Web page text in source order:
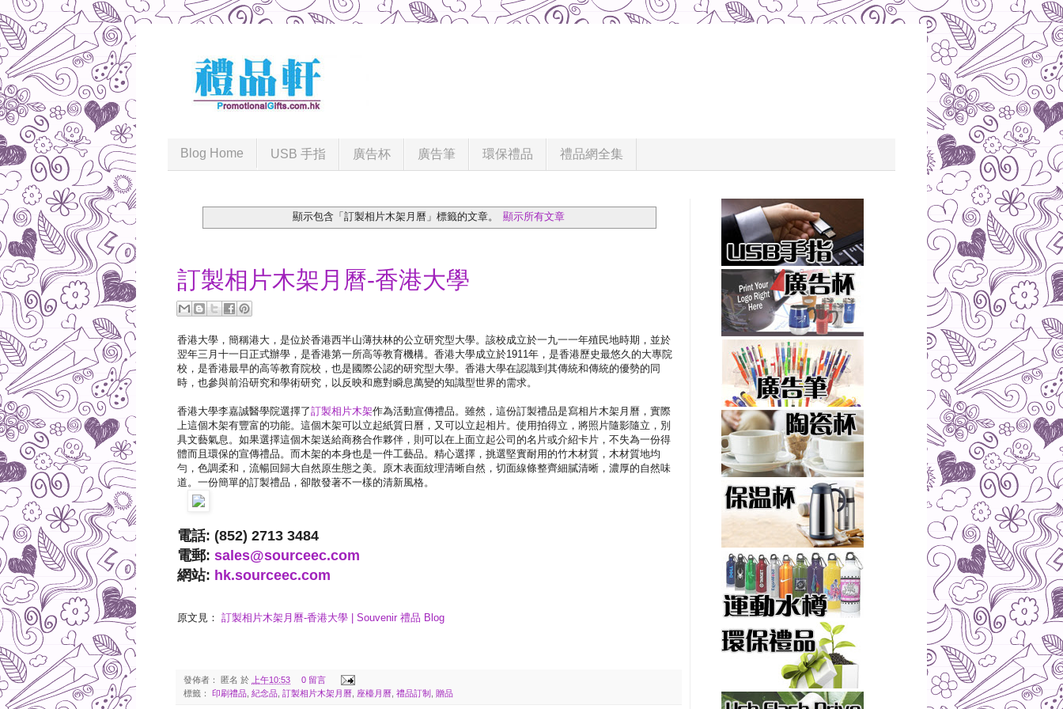
Blog Home USB 手指 廣告杯 廣告筆 環保禮品 禮品網全集
顯示包含「訂製相片木架月曆」標籤的文章。 顯示所有文章
訂製相片木架月曆-香港大學
香港大學，簡稱港大，是位於香港西半山薄扶林的公立研究型大學。該校成立於一九一一年殖民地時期，並於
翌年三月十一日正式辦學，是香港第一所高等教育機構。香港大學成立於1911年，是香港歷史最悠久的大專院
校，是香港最早的高等教育院校，也是國際公認的研究型大學。香港大學在認識到其傳統和傳統的優勢的同
時，也參與前沿研究和學術研究，以反映和應對瞬息萬變的知識型世界的需求。
香港大學李嘉誠醫學院選擇了訂製相片木架作為活動宣傳禮品。雖然，這份訂製禮品是寫相片木架月曆，實際
上這個木架有豐富的功能。這個木架可以立起紙質日曆，又可以立起相片。使用拍得立，將照片隨影隨立，別
具文藝氣息。如果選擇這個木架送給商務合作夥伴，則可以在上面立起公司的名片或介紹卡片，不失為一份得
體而且環保的宣傳禮品。而木架的本身也是一件工藝品。精心選擇，挑選堅實耐用的竹木材質，木材質地均
勻，色調柔和，流暢回歸大自然原生態之美。原木表面紋理清晰自然，切面線條整齊細膩清晰，濃厚的自然味
道。一份簡單的訂製禮品，卻散發著不一樣的清新風格。
電話: (852) 2713 3484
電郵: sales@sourceec.com
網站: hk.sourceec.com
原文見： 訂製相片木架月曆-香港大學 | Souvenir 禮品 Blog
發佈者： 匿名 於 上午10:53
0 留言
標籤： 印刷禮品 紀念品 訂製相片木架月曆 座檯月曆 禮品訂制 贈品